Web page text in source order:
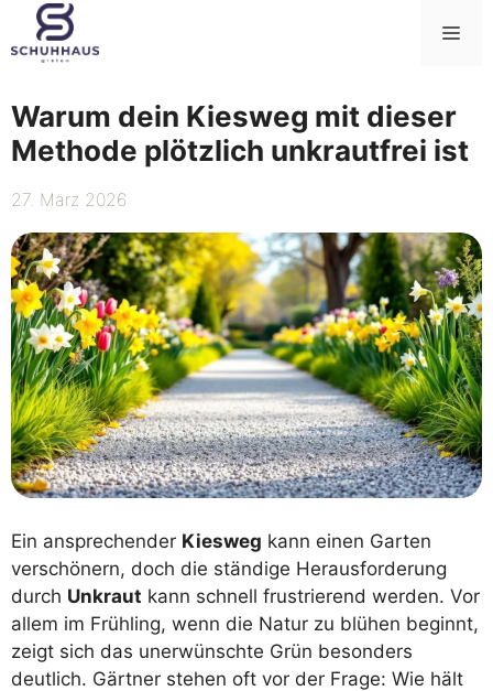
Zum
Inhalt
springen
Warum dein Kiesweg mit dieser
Methode plötzlich unkrautfrei ist
27. März 2026
Ein ansprechender Kiesweg kann einen Garten
verschönern, doch die ständige Herausforderung
durch Unkraut kann schnell frustrierend werden. Vor
allem im Frühling, wenn die Natur zu blühen beginnt,
zeigt sich das unerwünschte Grün besonders
deutlich. Gärtner stehen oft vor der Frage: Wie hält